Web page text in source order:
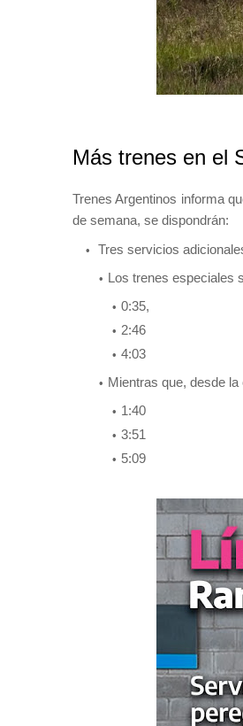
Más trenes en el
Trenes Argentinos informa
de semana, se dispondrán:
Tres servicios
Los trenes especiales
0:35,
2:46
4:03
Mientras que, desde
1:40
3:51
5:09